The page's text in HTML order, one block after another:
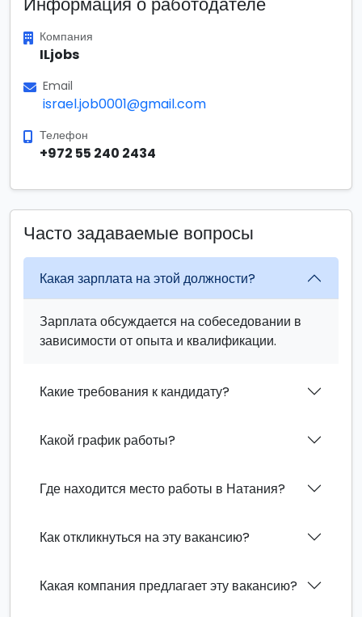
Компания
ILjobs
Email
israel.job0001@gmail.com
Телефон
+972 55 240 2434
Часто задаваемые вопросы
Какая зарплата на этой должности?
Зарплата обсуждается на собеседовании в
зависимости от опыта и квалификации.
Какие требования к кандидату?
Какой график работы?
Где находится место работы в Натания?
Как откликнуться на эту вакансию?
Какая компания предлагает эту вакансию?